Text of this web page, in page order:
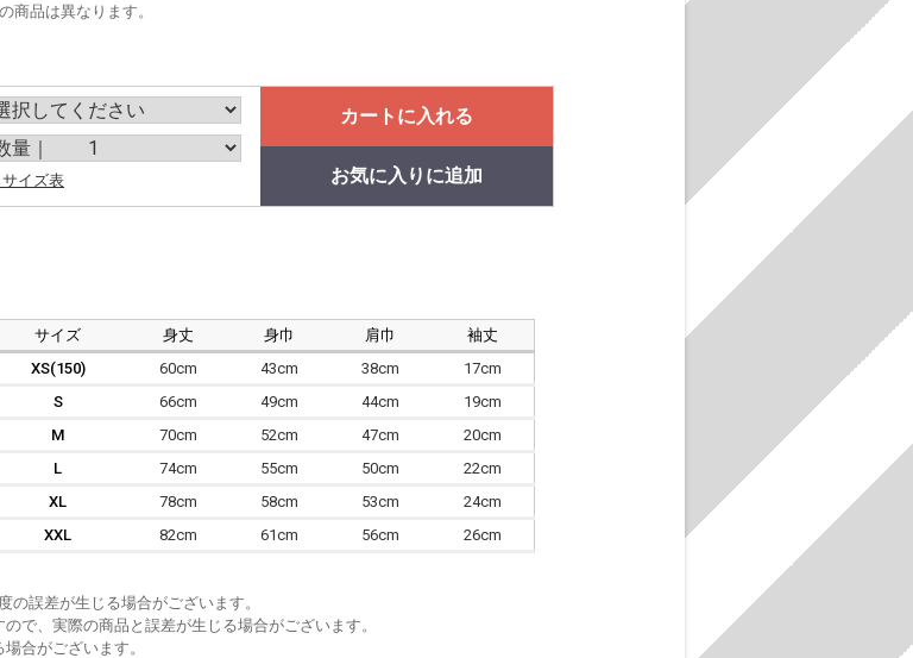
商品は異なります。
イズ表
カートに入れる
お気に入りに追加
サイズ 身丈 身巾 肩巾
袖丈
XS(150)
60cm 43cm 38cm
17cm
S
66cm 49cm 44cm
19cm
M
70cm 52cm 47cm
20cm
L
74cm 55cm 50cm
22cm
XL
78cm 58cm 53cm
24cm
XXL
82cm 61cm 56cm 26cm
誤差が生じる場合がございます。
で、実際の商品と誤差が生じる場合がございます。
合がございます。